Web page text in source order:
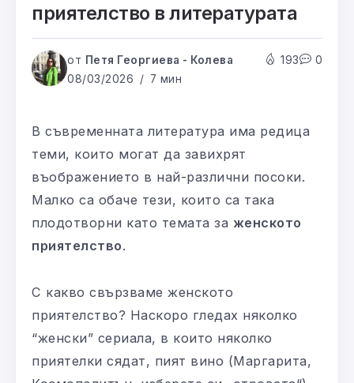
приятелство в литературата
от Петя Георгиева - Колева
08/03/2026
7 мин
193 0
В съвременната литература има редица
теми, които могат да завихрят
въображението в най-различни посоки.
Малко са обаче тези, които са така
плодотворни като темата за женското
приятелство.
С какво свързваме женското
приятелство? Наскоро гледах няколко
“женски” сериала, в които няколко
приятелки сядат, пият вино (Маргарита,